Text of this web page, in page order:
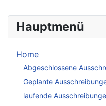
Hauptmenü
Home
Abgeschlossene
Geplante
laufende